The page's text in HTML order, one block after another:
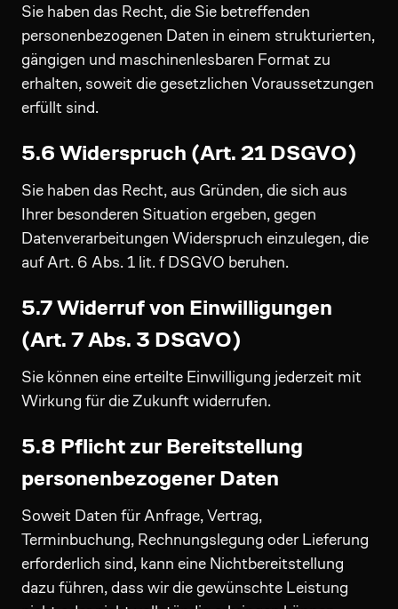
Sie haben das Recht, die Sie betreffenden
personenbezogenen Daten in einem strukturierten,
gängigen und maschinenlesbaren Format zu
erhalten, soweit die gesetzlichen Voraussetzungen
erfüllt sind.
5.6 Widerspruch (Art. 21 DSGVO)
Sie haben das Recht, aus Gründen, die sich aus
Ihrer besonderen Situation ergeben, gegen
Datenverarbeitungen Widerspruch einzulegen, die
auf Art. 6 Abs. 1 lit. f DSGVO beruhen.
5.7 Widerruf von Einwilligungen
(Art. 7 Abs. 3 DSGVO)
Sie können eine erteilte Einwilligung jederzeit mit
Wirkung für die Zukunft widerrufen.
5.8 Pflicht zur Bereitstellung
personenbezogener Daten
Soweit Daten für Anfrage, Vertrag,
Terminbuchung, Rechnungslegung oder Lieferung
erforderlich sind, kann eine Nichtbereitstellung
dazu führen, dass wir die gewünschte Leistung